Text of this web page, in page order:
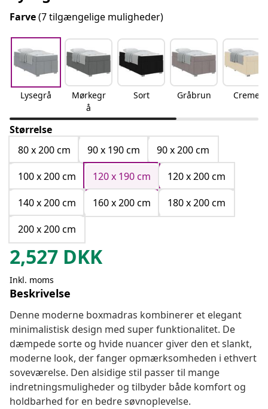
Farve(7 tilgængelige muligheder)
Lysegrå
Mørkegr
å
Sort Gråbrun Creme
Størrelse
80 x 200 cm
90 x 190 cm
90 x 200 cm
100 x 200 cm
120 x 190 cm
120 x 200 cm
140 x 200 cm
160 x 200 cm
180 x 200 cm
200 x 200 cm
2,527 DKK
Inkl. moms
Beskrivelse
Denne moderne boxmadras kombinerer et elegant
minimalistisk design med super funktionalitet. De
dæmpede sorte og hvide nuancer giver den et slankt,
moderne look, der fanger opmærksomheden i ethvert
soveværelse. Den alsidige stil passer til mange
indretningsmuligheder og tilbyder både komfort og
holdbarhed for en bedre søvnoplevelse.